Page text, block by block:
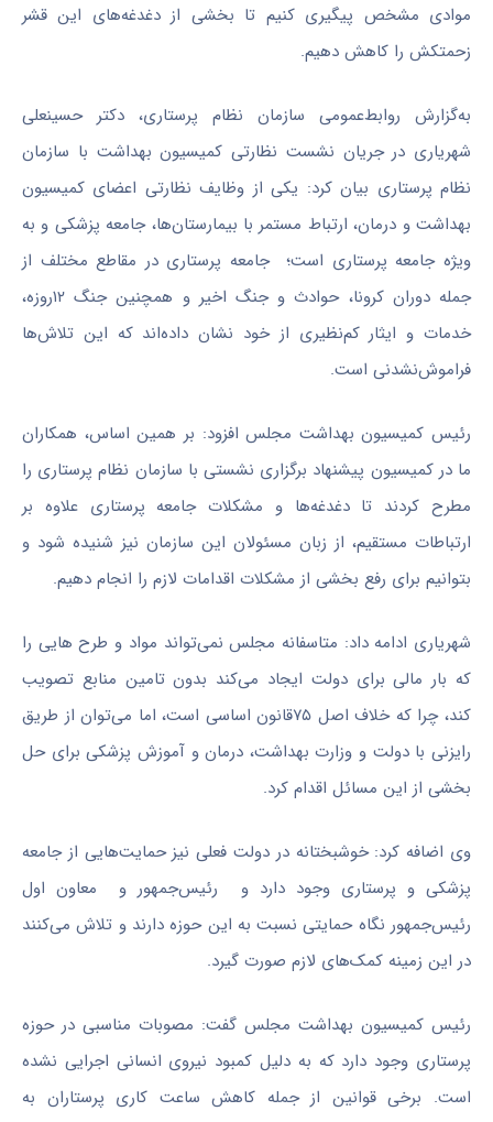
موادی مشخص پیگیری کنیم تا بخشی از دغدغه‌های این قشر
زحمتکش را کاهش دهیم.
به‌گزارش روابط‌عمومی سازمان نظام پرستاری، دکتر حسینعلی
شهریاری در جریان نشست نظارتی کمیسیون بهداشت با سازمان
نظام پرستاری بیان کرد: یکی از وظایف نظارتی اعضای کمیسیون
بهداشت و درمان، ارتباط مستمر با بیمارستان‌ها، جامعه پزشکی و به
ویژه جامعه پرستاری است؛ جامعه پرستاری در مقاطع مختلف از
جمله دوران کرونا، حوادث و جنگ اخیر و همچنین جنگ ۱۲روزه،
خدمات و ایثار کم‌نظیری از خود نشان داده‌اند که این تلاش‌ها
فراموش‌نشدنی است.
رئیس کمیسیون بهداشت مجلس افزود:‌ بر همین اساس، همکاران
ما در کمیسیون پیشنهاد برگزاری نشستی با سازمان نظام پرستاری را
مطرح کردند تا دغدغه‌ها و مشکلات جامعه پرستاری علاوه بر
ارتباطات مستقیم، از زبان مسئولان این سازمان نیز شنیده شود و
بتوانیم برای رفع بخشی از مشکلات اقدامات لازم را انجام دهیم.
شهریاری ادامه داد: متاسفانه مجلس نمی‌تواند مواد و طرح هایی را
که بار مالی برای دولت ایجاد می‌کند بدون تامین منابع تصویب
کند، چرا که خلاف اصل ۷۵قانون اساسی است، اما می‌توان از طریق
رایزنی با دولت و وزارت بهداشت، درمان و آموزش پزشکی برای حل
بخشی از این مسائل اقدام کرد.
وی اضافه کرد: خوشبختانه در دولت فعلی نیز حمایت‌هایی از جامعه
پزشکی و پرستاری وجود دارد و رئیس‌جمهور و معاون اول
رئیس‌جمهور نگاه حمایتی نسبت به این حوزه دارند و تلاش می‌کنند
در این زمینه کمک‌های لازم صورت گیرد.
رئیس کمیسیون بهداشت مجلس گفت: مصوبات مناسبی در حوزه
پرستاری وجود دارد که به دلیل کمبود نیروی انسانی اجرایی نشده
است. برخی قوانین از جمله کاهش ساعت کاری پرستاران به